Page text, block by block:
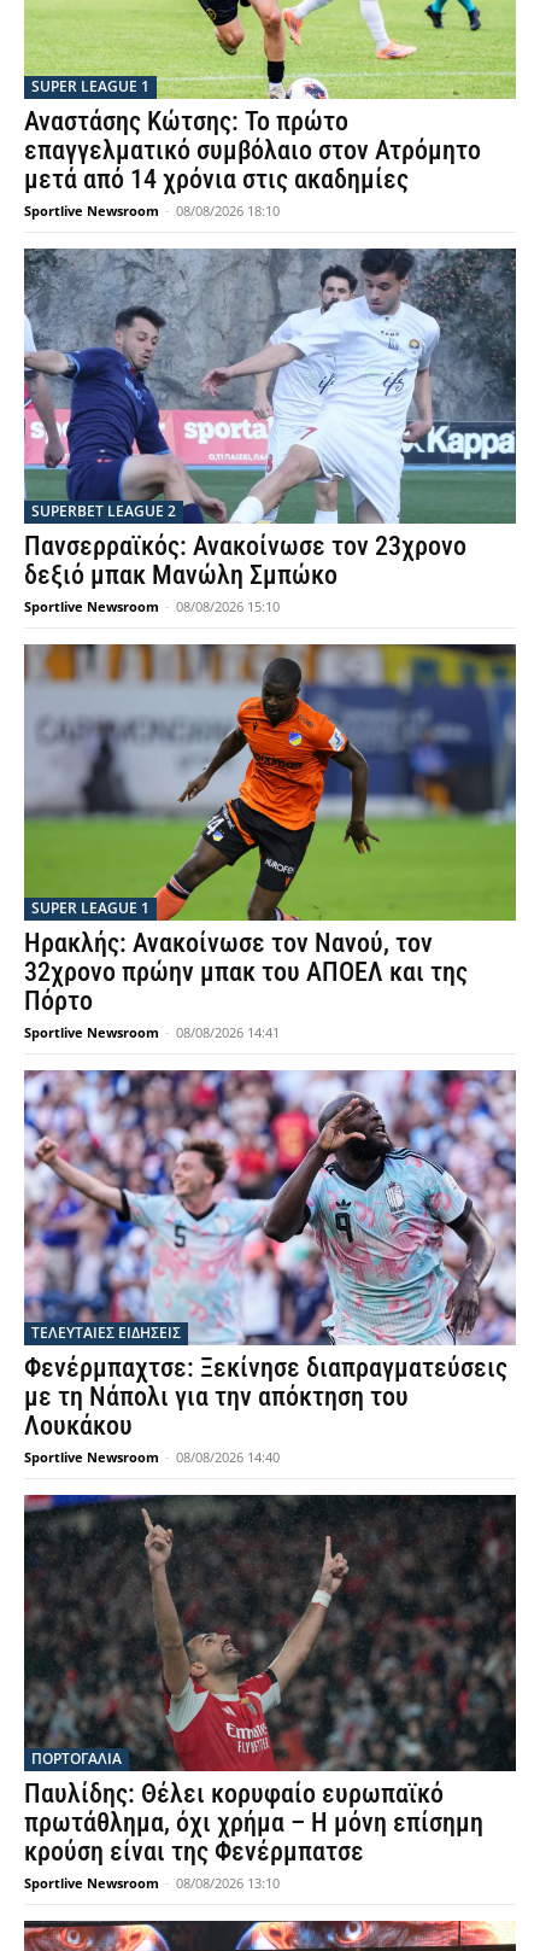
SUPER LEAGUE 1
Αναστάσης Κώτσης: Το πρώτο
επαγγελματικό συμβόλαιο στον Ατρόμητο
μετά από 14 χρόνια στις ακαδημίες
Sportlive Newsroom - 08/08/2026 18:10
SUPERBET LEAGUE 2
Πανσερραϊκός: Ανακοίνωσε τον 23χρονο
δεξιό μπακ Μανώλη Σμπώκο
Sportlive Newsroom - 08/08/2026 15:10
SUPER LEAGUE 1
Ηρακλής: Ανακοίνωσε τον Νανού, τον
32χρονο πρώην μπακ του ΑΠΟΕΛ και της
Πόρτο
Sportlive Newsroom - 08/08/2026 14:41
ΤΕΛΕΥΤΑΙΕΣ ΕΙΔΗΣΕΙΣ
Φενέρμπαχτσε: Ξεκίνησε διαπραγματεύσεις
με τη Νάπολι για την απόκτηση του
Λουκάκου
Sportlive Newsroom - 08/08/2026 14:40
ΠΟΡΤΟΓΑΛΙΑ
Παυλίδης: Θέλει κορυφαίο ευρωπαϊκό
πρωτάθλημα, όχι χρήμα – Η μόνη επίσημη
κρούση είναι της Φενέρμπατσε
Sportlive Newsroom - 08/08/2026 13:10